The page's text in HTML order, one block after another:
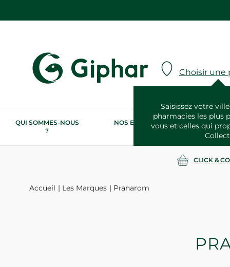
Choisir une
Saisissez votre
pharmacies les plus
vous et celles qui
QUI SOMMES-NOUS
?
NOS ENGAGEMENTS
RSE
CLICK &
Accueil Les Marques Pranarom